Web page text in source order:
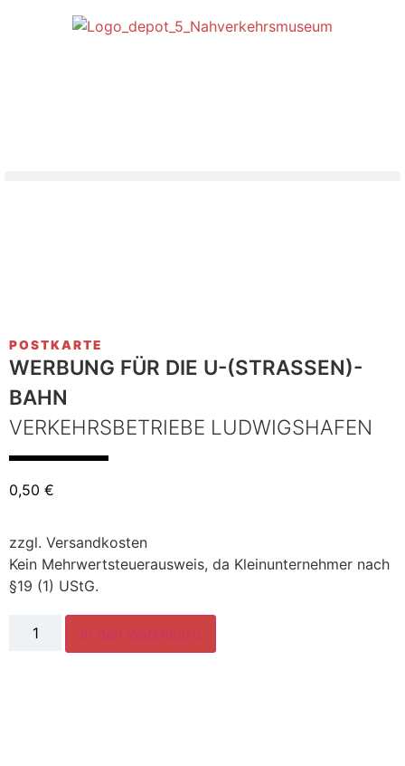
POSTKARTE
WERBUNG FÜR DIE U-(STRASSEN)-B
AHN
VERKEHRSBETRIEBE LUDWIGSHAFEN
0,50 €
zzgl. Versandkosten
Kein Mehrwertsteuerausweis, da Kleinunternehmer nach
§19 (1) UStG.
In den Warenkorb